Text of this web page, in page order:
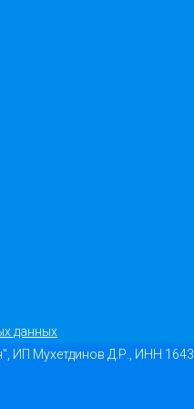
данных
ИП Мухетдинов Д.Р., ИНН